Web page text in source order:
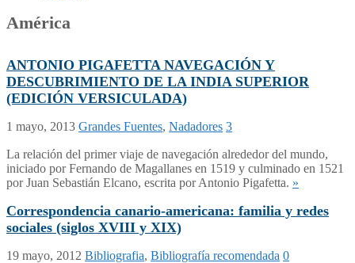
América
ANTONIO PIGAFETTA NAVEGACIÓN Y
DESCUBRIMIENTO DE LA INDIA SUPERIOR
(EDICIÓN VERSICULADA)
1 mayo, 2013 Grandes Fuentes, Nadadores 3
La relación del primer viaje de navegación alrededor del mundo,
iniciado por Fernando de Magallanes en 1519 y culminado en 1521
por Juan Sebastián Elcano, escrita por Antonio Pigafetta. »
Correspondencia canario-americana: familia y redes
sociales (siglos XVIII y XIX)
19 mayo, 2012 Bibliografia, Bibliografía recomendada 0